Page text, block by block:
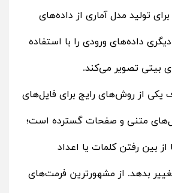
تولید مدل آماری از داده‌های
داده‌های ورودی را با استفاده
بیتی تصویر می‌کند.
یکی از روش‌های رایج برای فایل‌های
متنی و صفحات گسترده است؛
از بین رفتن کلمات یا اعداد
بدهد. از مشهورترین فرمت‌های